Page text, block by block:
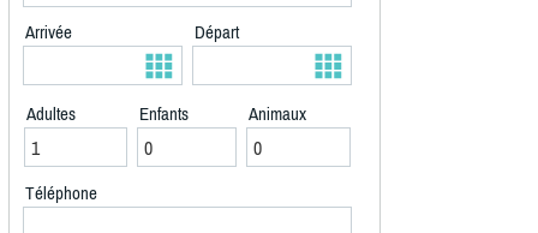
Arrivée Départ
Adultes Enfants Animaux
Téléphone